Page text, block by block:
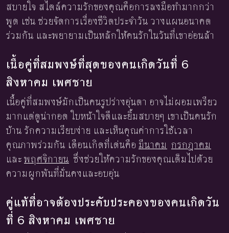
สบายใจ สไตล์ความรักของคุณคือการลงมือทำมากกว่า
พูด เช่น ช่วยจัดการเรื่องชีวิตประจำวัน วางแผนอนาคต
ร่วมกัน และพยายามเป็นหลักให้คนรักในวันที่เขาอ่อนล้า
เนื้อคู่ที่สมพงษ์ที่สุดของคนเกิดวันที่ 6
สิงหาคม เพศชาย
เนื้อคู่ที่สมพงษ์มักเป็นคนรูปร่างอุ่นตา อาจไม่ผอมเพรียว
มากแต่ดูน่ากอด ใบหน้าใจดีและยิ้มสบายๆ เขาเป็นคนรัก
บ้าน รักความเรียบง่าย และเห็นคุณค่าการใช้เวลา
คุณภาพร่วมกัน เดือนเกิดที่เด่นคือ มีนาคม กรกฎาคม
และ พฤศจิกายน ซึ่งช่วยให้ความรักของคุณเต็มไปด้วย
ความผูกพันที่มั่นคงและอบอุ่น
คู่แท้ที่อาจต้องประคับประคองของคนเกิดวัน
ที่ 6 สิงหาคม เพศชาย